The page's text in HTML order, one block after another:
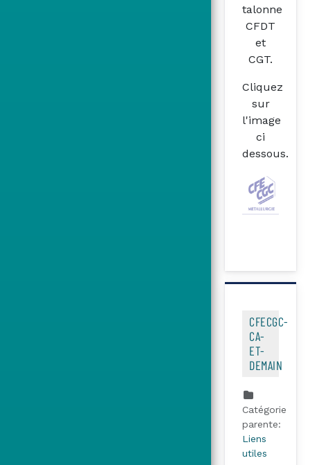
talonne
CFDT
et
CGT.
Cliquez
sur
l'image
ci
dessous.
CFECGC-
CA-
ET-
DEMAIN
Catégorie
parente:
Liens
utiles